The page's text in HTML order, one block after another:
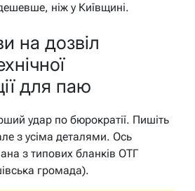
ніж у Київщині.
на дозвіл
для паю
удар по бюрократії. Пишіть
з усіма деталями. Ось
з типових бланків ОТГ
громада).